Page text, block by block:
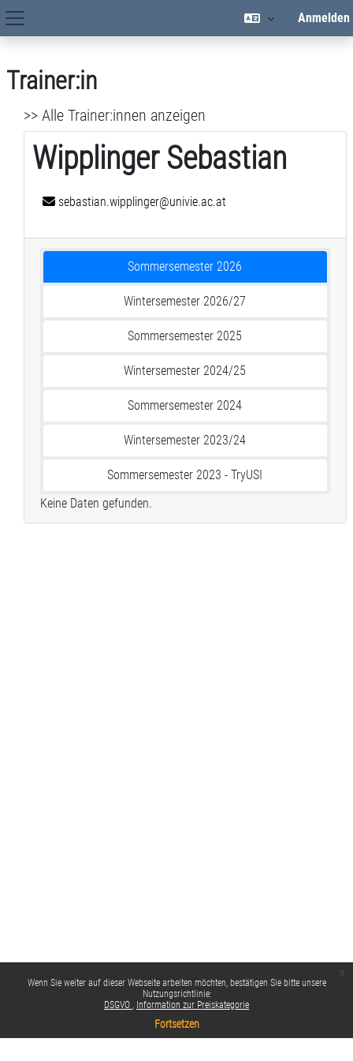
Zum Hauptinhalt
Wenn Sie weiter auf dieser Webseite arbeiten möchten, bestätigen Sie bitte unsere
Nutzungsrichtlinie:
DSGVO
Information zur Preiskategorie
Fortsetzen
Hauptnavigation
Anmelden
Trainer:in
>> Alle Trainer:innen anzeigen
Wipplinger Sebastian
sebastian.wipplinger@univie.ac.at
Sommersemester 2026
Wintersemester 2026/27
Sommersemester 2025
Wintersemester 2024/25
Sommersemester 2024
Wintersemester 2023/24
Sommersemester 2023 - TryUSI
Keine Daten gefunden.